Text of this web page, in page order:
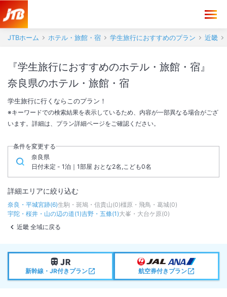
JTBホーム ホテル・旅館・宿 学生旅行におすすめのプラン 近畿
『学生旅行におすすめのホテル・旅館・宿』
奈良県のホテル・旅館・宿
学生旅行に行くならこのプラン！
※キーワードでの検索結果を表示しているため、内容が一部異なる場合がござ
います。詳細は、プラン詳細ページをご確認ください。
条件を変更する
奈良県
日付未定 - 1泊｜1部屋 おとな2名,こども0名
詳細エリアに絞り込む
奈良・平城宮跡(6)生駒・斑鳩・信貴山(0)橿原・飛鳥・葛城(0)
宇陀・桜井・山の辺の道(1)吉野・五條(1)大峯・大台ケ原(0)
近畿 全域に戻る
新幹線・JR付きプラン 航空券付きプラン